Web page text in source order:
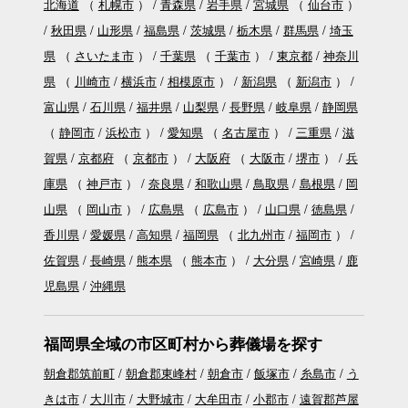
北海道 （ 札幌市） 青森県 岩手県 宮城県（ 仙台市）
秋田県
山形県 福島県 茨城県 栃木県 群馬県
埼玉
県（ さいたま市） 千葉県（ 千葉市） 東京都
神奈川
県（ 川崎市 横浜市 相模原市） 新潟県（ 新潟市）
富山県
石川県 福井県 山梨県 長野県 岐阜県
静岡県
（ 静岡市 浜松市） 愛知県（ 名古屋市） 三重県
滋
賀県
京都府（ 京都市） 大阪府（ 大阪市 堺市）
兵
庫県（ 神戸市） 奈良県 和歌山県 鳥取県 島根県
岡
山県（ 岡山市） 広島県（ 広島市） 山口県
徳島県
香川県
愛媛県 高知県 福岡県（ 北九州市 福岡市）
佐賀県
長崎県 熊本県（ 熊本市） 大分県 宮崎県
鹿
児島県
沖縄県
福岡県全域の市区町村から葬儀場を探す
朝倉郡筑前町 朝倉郡東峰村 朝倉市 飯塚市 糸島市
う
きは市
大川市 大野城市 大牟田市 小郡市
遠賀郡芦屋